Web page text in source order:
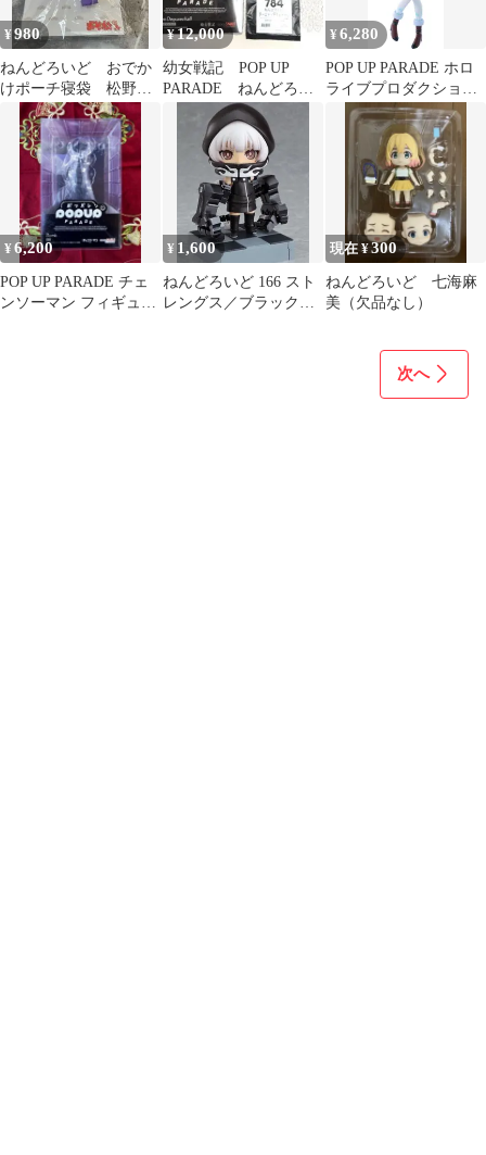
¥980
ねんどろいど おでか
けポーチ寝袋 松野一
松Ver.
¥12,000
幼女戦記 POP UP
PARADE ねんどろい
ど ターニャ
¥6,280
POP UP PARADE ホロ
ライブプロダクション
雪花ラミィ
¥6,200
POP UP PARADE チェ
ンソーマン フィギュア
¥ 1,600
ねんどろいど 166 スト
レングス／ブラック★
現在 ¥300
ねんどろいど 七海麻
美（欠品なし）
次へ